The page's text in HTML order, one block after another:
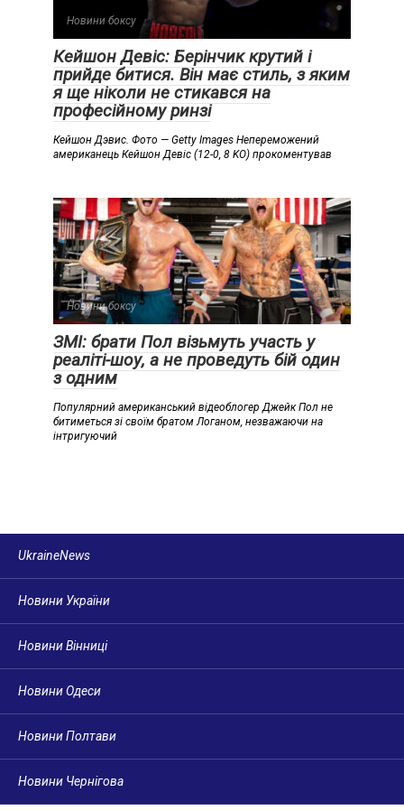
Новини боксу
Кейшон Девіс: Берінчик крутий і
прийде битися. Він має стиль, з яким
я ще ніколи не стикався на
професійному ринзі
Кейшон Дэвис. Фото — Getty Images Непереможений
американець Кейшон Девіс (12-0, 8 KO) прокоментував
Новини боксу
ЗМІ: брати Пол візьмуть участь у
реаліті-шоу, а не проведуть бій один
з одним
Популярний американський відеоблогер Джейк Пол не
битиметься зі своїм братом Логаном, незважаючи на
інтригуючий
UkraineNews
Новини України
Новини Вінниці
Новини Одеси
Новини Полтави
Новини Чернігова